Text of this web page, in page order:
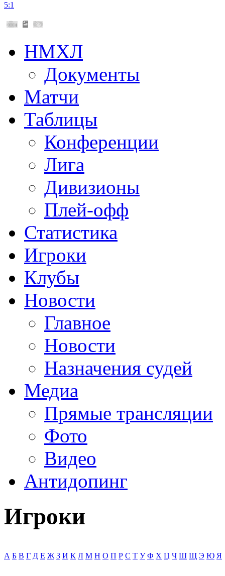
5:1
НМХЛ
Документы
Матчи
Таблицы
Конференции
Лига
Дивизионы
Плей-офф
Статистика
Игроки
Клубы
Новости
Главное
Новости
Назначения судей
Медиа
Прямые трансляции
Фото
Видео
Антидопинг
Игроки
А Б В Г Д Е Ж З И К Л М Н О П Р С Т У Ф Х Ц Ч Ш Щ Э Ю Я